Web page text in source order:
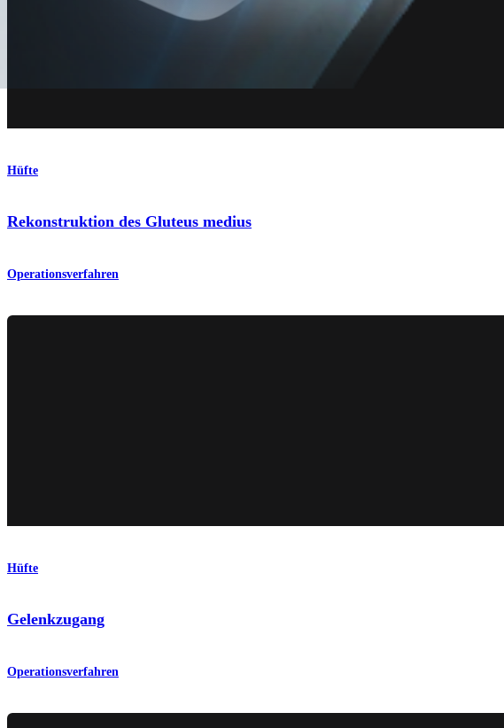
Hüfte
Rekonstruktion des Gluteus medius
Operationsverfahren
Hüfte
Gelenkzugang
Operationsverfahren